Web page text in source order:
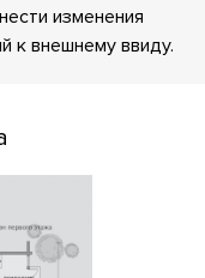
изменения
к внешнему ввиду.